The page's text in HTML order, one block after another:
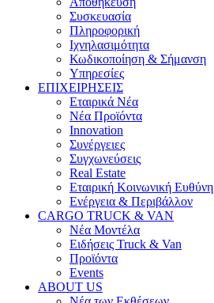
Συσκευασία
Πληροφορική
Ιχνηλασιμότητα
Κωδικοποίηση & Σήμανση
Υπηρεσίες
ΕΠΙΧΕΙΡΗΣΕΙΣ
Εταιρικά Νέα
Νέα Προϊόντα
Innovation
Συνέργειες
Συγχωνεύσεις
Real Estate
Εταιρική Κοινωνική Ευθύνη
Ενέργεια & Περιβάλλον
CARGO TRUCK & VAN
Νέα Μοντέλα
Ειδήσεις Truck & Van
Προϊόντα
Events
ABOUT US